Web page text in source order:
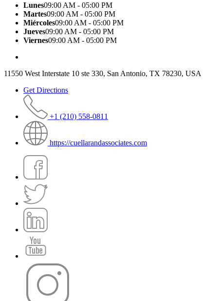
Lunes09:00 AM - 05:00 PM
Martes09:00 AM - 05:00 PM
Miércoles09:00 AM - 05:00 PM
Jueves09:00 AM - 05:00 PM
Viernes09:00 AM - 05:00 PM
11550 West Interstate 10 ste 330, San Antonio, TX 78230, USA
Get Directions
+1 (210) 558-0811
https://cuellarandassociates.com